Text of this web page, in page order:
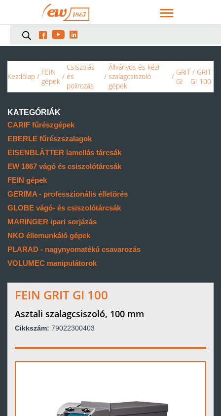
  
Kezdőlap / FEIN
gépek /
Csiszolás
és
polírozás
/
Állványos és kézi
szalagcsiszoló
gépek
/ GRIT
GI
/ GRIT
GI 100
KATEGÓRIÁK
CARIF fűrészgépek
EBERLE fűrészszalagok
EISENBLÄTTER lamellás tárcsák
EW 1867 vágó és csiszolótárcsák
FEIN gépek
GERIMA - professzionális élletörés
GLOBE vágó- és csiszolótárcsák
MARINGER ipari sorjázás
NKO éllemunkáló gépek
PLARAD - nagynyomatékú csavarozás
VOLUMEC manipulátorok
FEIN GRIT GI 100
Asztali szalagcsiszoló, 100 mm
Cikkszám: 79022300403